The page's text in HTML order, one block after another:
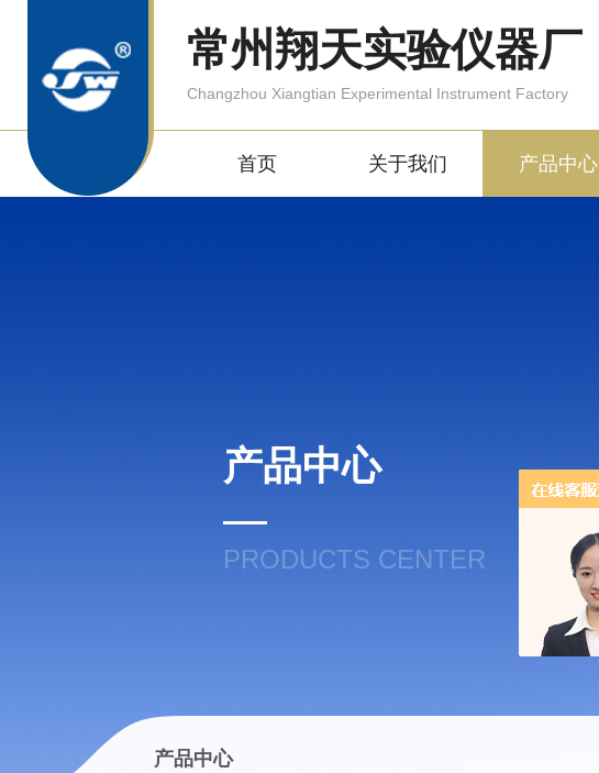
常州翔天实验仪器厂
Changzhou Xiangtian Experimental Instrument Factory
首页 关于我们 产品中心
产品中心
PRODUCTS CENTER
产品中心